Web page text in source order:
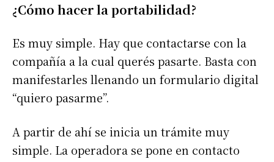
¿Cómo hacer la portabilidad?
Es muy simple. Hay que contactarse con la
compañía a la cual querés pasarte. Basta con
manifestarles llenando un formulario digital
“quiero pasarme”.
A partir de ahí se inicia un trámite muy
simple. La operadora se pone en contacto